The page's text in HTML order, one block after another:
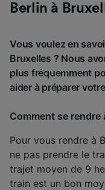
Berlin à
Vous voulez en
Bruxelles ? Nous
plus fréquemment
aider à préparer
Comment se rendre
Pour vous rendre à
ne pas prendre le
trajet moyen de 9
train est un bon